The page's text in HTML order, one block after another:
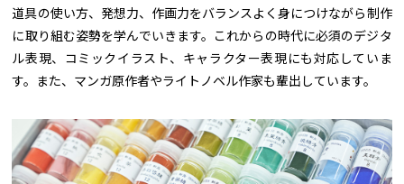
道具の使い方、発想力、作画力をバランスよく身につけながら制作
に取り組む姿勢を学んでいきます。これからの時代に必須のデジタ
ル表現、コミックイラスト、キャラクター表現にも対応していま
す。また、マンガ原作者やライトノベル作家も輩出しています。